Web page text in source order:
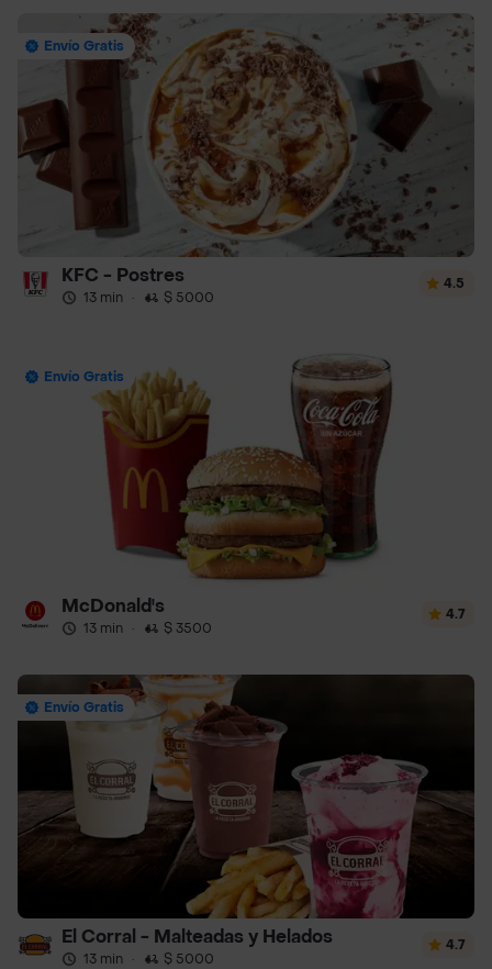
Envío Gratis
KFC - Postres
13 min · $ 5000
4.5
Envío Gratis
McDonald's
13 min · $ 3500
4.7
Envío Gratis
El Corral - Malteadas y Helados
13 min · $ 5000
4.7